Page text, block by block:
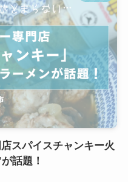
スパイスチャンキー火
話題！